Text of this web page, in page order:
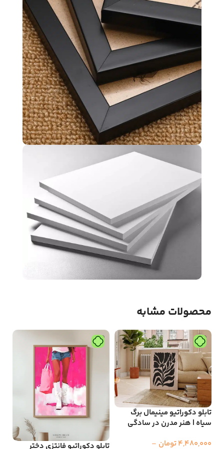
محصولات مشابه
تابلو دکوراتیو مینیمال برگ
سیاه | هنر مدرن در سادگی
4,480,000تومان –
تابلو دکوراتیو فانتزی دختر